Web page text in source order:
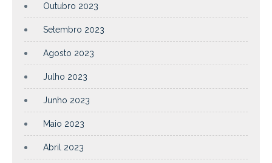
Outubro 2023
Setembro 2023
Agosto 2023
Julho 2023
Junho 2023
Maio 2023
Abril 2023